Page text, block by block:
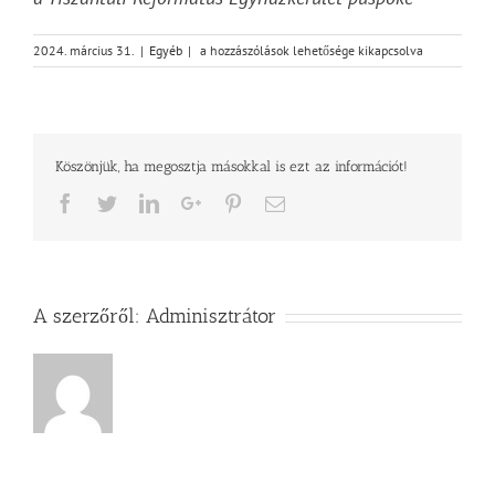
2024. március 31. | Egyéb | Az
életet
a hozzászólások lehetősége kikapcsolva
Köszönjük, ha megosztja másokkal is ezt az információt!
Facebook
TwitterLinkedInGoogle+PinterestEmail
A szerzőről: Adminisztrátor